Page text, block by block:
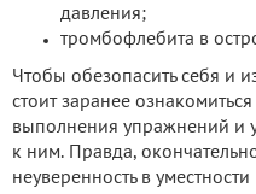
давления;
тромбофлебита в
Чтобы обезопасить себя и
стоит заранее
выполнения упражнений и
к ним. Правда,
неуверенность в